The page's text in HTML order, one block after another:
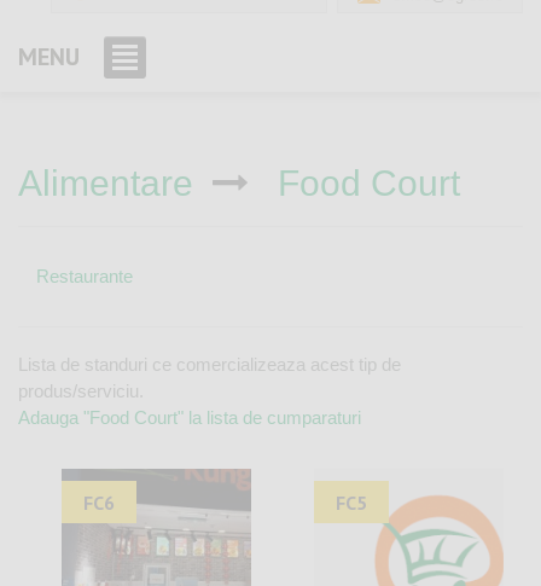
MENU
Alimentare Food Court
Restaurante
Lista de standuri ce comercializeaza acest tip de
produs/serviciu.
Adauga "Food Court" la lista de cumparaturi
FC6 FC5